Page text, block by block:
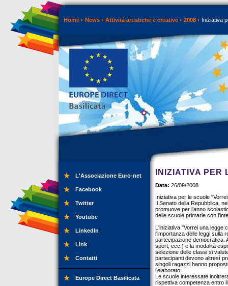
Home News Attività artistiche e creative 2008 Iniziativa
L'Associazione Euro-net
Facebook
Twitter
Youtube
LinkedIn
Link
Contatti
Europe Direct Basilicata
INIZIATIVA
Data: 26/09/2008
Iniziativa per le scuole
Il Senato della Repubblica,
promuove per l’anno
delle scuole primarie con
L'iniziativa "Vorrei una legge
l'importanza delle leggi sulla
partecipazione democratica.
sport, ecc.) e la modalità
selezione delle classi si
partecipanti devono altresì
singoli ragazzi hanno
l’elaborato;
Le scuole interessate
rispettiva competenza entro